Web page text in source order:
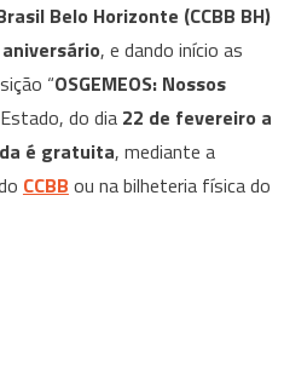
Belo Horizonte (CCBB BH)
aniversário, e dando início as
“OSGEMEOS: Nossos
do dia 22 de fevereiro a
é gratuita, mediante a
CCBB ou na bilheteria física do